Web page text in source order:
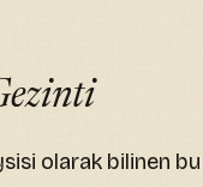
olarak bilinen